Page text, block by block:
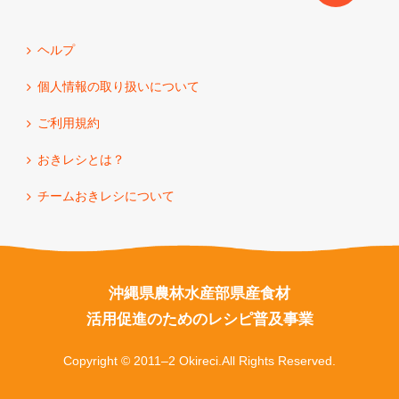
ヘルプ
個人情報の取り扱いについて
ご利用規約
おきレシとは？
チームおきレシについて
沖縄県農林水産部県産食材
活用促進のためのレシピ普及事業
Copyright © 2011–2 Okireci.All Rights Reserved.